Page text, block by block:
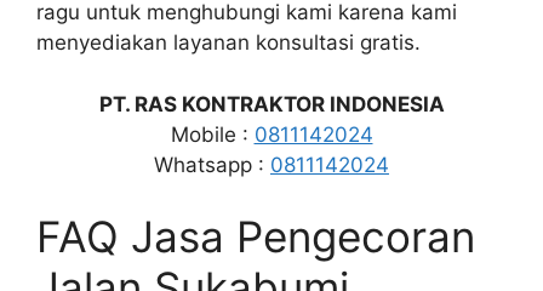
ragu untuk menghubungi kami karena kami
menyediakan layanan konsultasi gratis.
PT. RAS KONTRAKTOR INDONESIA
Mobile : 0811142024
Whatsapp : 0811142024
FAQ Jasa Pengecoran